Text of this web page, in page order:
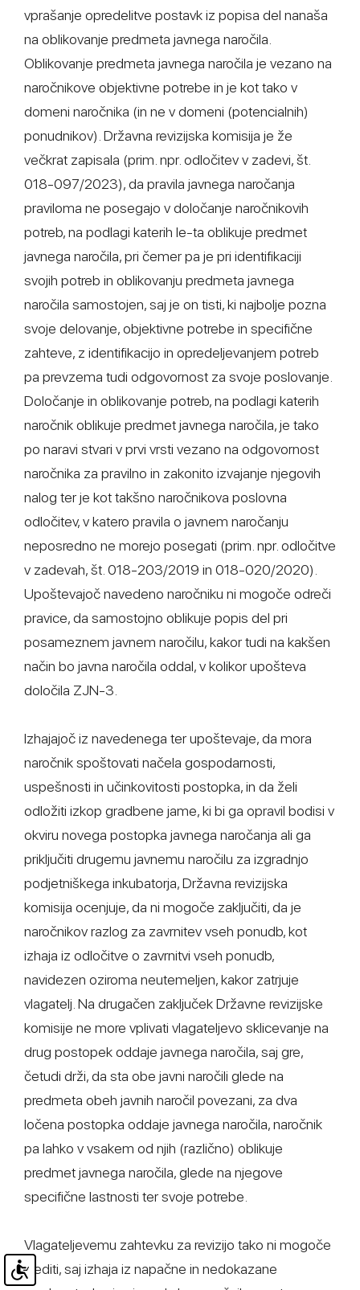
vprašanje opredelitve postavk iz popisa del nanaša
na oblikovanje predmeta javnega naročila.
Oblikovanje predmeta javnega naročila je vezano na
naročnikove objektivne potrebe in je kot tako v
domeni naročnika (in ne v domeni (potencialnih)
ponudnikov). Državna revizijska komisija je že
večkrat zapisala (prim. npr. odločitev v zadevi, št.
018-097/2023), da pravila javnega naročanja
praviloma ne posegajo v določanje naročnikovih
potreb, na podlagi katerih le-ta oblikuje predmet
javnega naročila, pri čemer pa je pri identifikaciji
svojih potreb in oblikovanju predmeta javnega
naročila samostojen, saj je on tisti, ki najbolje pozna
svoje delovanje, objektivne potrebe in specifične
zahteve, z identifikacijo in opredeljevanjem potreb
pa prevzema tudi odgovornost za svoje poslovanje.
Določanje in oblikovanje potreb, na podlagi katerih
naročnik oblikuje predmet javnega naročila, je tako
po naravi stvari v prvi vrsti vezano na odgovornost
naročnika za pravilno in zakonito izvajanje njegovih
nalog ter je kot takšno naročnikova poslovna
odločitev, v katero pravila o javnem naročanju
neposredno ne morejo posegati (prim. npr. odločitve
v zadevah, št. 018-203/2019 in 018-020/2020).
Upoštevajoč navedeno naročniku ni mogoče odreči
pravice, da samostojno oblikuje popis del pri
posameznem javnem naročilu, kakor tudi na kakšen
način bo javna naročila oddal, v kolikor upošteva
določila ZJN-3.
Izhajajoč iz navedenega ter upoštevaje, da mora
naročnik spoštovati načela gospodarnosti,
uspešnosti in učinkovitosti postopka, in da želi
odložiti izkop gradbene jame, ki bi ga opravil bodisi v
okviru novega postopka javnega naročanja ali ga
priključiti drugemu javnemu naročilu za izgradnjo
podjetniškega inkubatorja, Državna revizijska
komisija ocenjuje, da ni mogoče zaključiti, da je
naročnikov razlog za zavrnitev vseh ponudb, kot
izhaja iz odločitve o zavrnitvi vseh ponudb,
navidezen oziroma neutemeljen, kakor zatrjuje
vlagatelj. Na drugačen zaključek Državne revizijske
komisije ne more vplivati vlagateljevo sklicevanje na
drug postopek oddaje javnega naročila, saj gre,
četudi drži, da sta obe javni naročili glede na
predmeta obeh javnih naročil povezani, za dva
ločena postopka oddaje javnega naročila, naročnik
pa lahko v vsakem od njih (različno) oblikuje
predmet javnega naročila, glede na njegove
specifične lastnosti ter svoje potrebe.
Vlagateljevemu zahtevku za revizijo tako ni mogoče
slediti, saj izhaja iz napačne in nedokazane